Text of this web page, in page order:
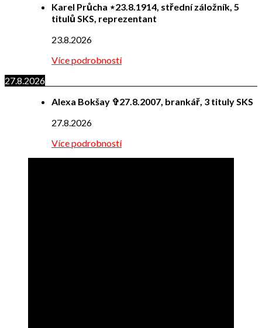
Karel Průcha ⋆23.8.1914, střední záložník, 5
titulů SKS, reprezentant
23.8.2026
Více podrobností
27.8.2026
Alexa Bokšay ✞27.8.2007, brankář, 3 tituly SKS
27.8.2026
Více podrobností